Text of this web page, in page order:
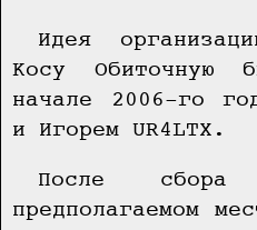
Идея
Косу Обиточную
начале 2006-го
и Игорем UR4LTX.
После сбора
предполагаемом